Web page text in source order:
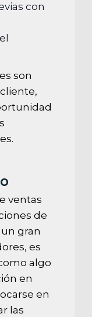
con
son
ventas
de
gran
es
algo
en
en
las